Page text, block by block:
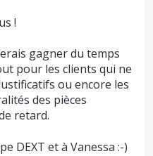
!
gagner du temps
pour les clients qui ne
ou encore les
des pièces
retard.
DEXT et à Vanessa :-)